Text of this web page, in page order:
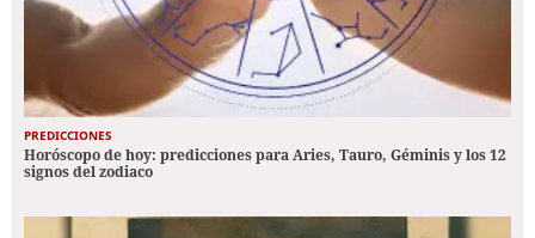
PREDICCIONES
Horóscopo de hoy: predicciones para Aries, Tauro, Géminis y los 12
signos del zodiaco